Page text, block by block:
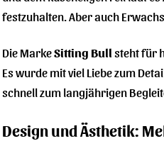
festzuhalten. Aber auch
Die MarkeSitting Bullsteht für
Es wurde mit viel Liebe zum
schnell zum langjährigen
Design und Ästhetik: